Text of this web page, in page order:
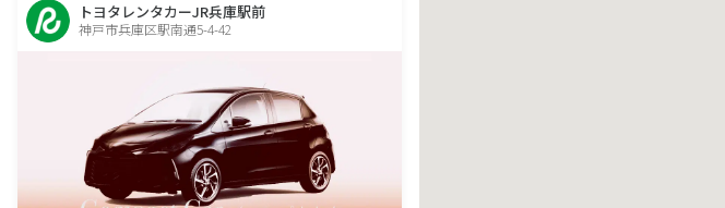
トヨタレンタカーJR兵庫駅前
神戸市兵庫区駅南通5-4-42